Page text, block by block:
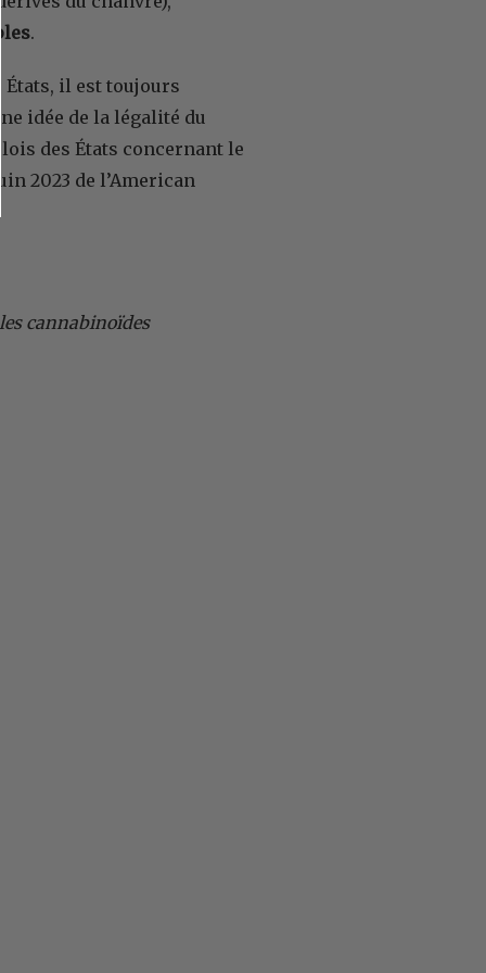
.
il est toujours
idée de la légalité du
des États concernant le
2023 de l’American
cannabinoïdes